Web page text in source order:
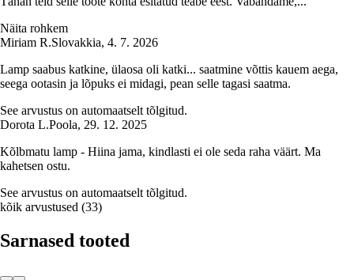
Näita rohkem
Miriam R.Slovakkia, 4. 7. 2026
Lamp saabus katkine, ülaosa oli katki... saatmine võttis kauem aega,
seega ootasin ja lõpuks ei midagi, pean selle tagasi saatma.
See arvustus on automaatselt tõlgitud.
Dorota L.Poola, 29. 12. 2025
Kõlbmatu lamp - Hiina jama, kindlasti ei ole seda raha väärt. Ma
kahetsen ostu.
See arvustus on automaatselt tõlgitud.
kõik arvustused (33)
Sarnased tooted